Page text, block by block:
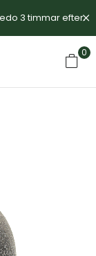
3 timmar efter.
0